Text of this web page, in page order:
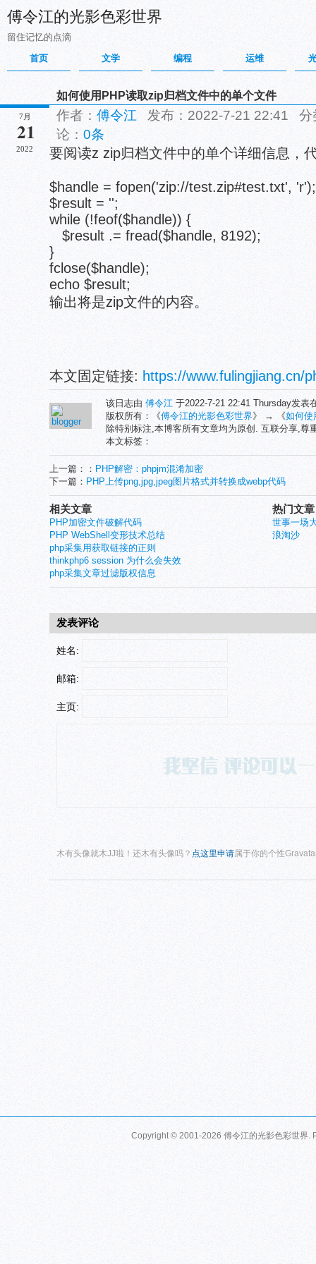
傅令江的光影色彩世界
留住记忆的点滴
首页
文学 编程 运维
7月
21
2022
如何使用PHP读取zip归档文件中的单个文件
作者： 傅令江 发布：2022-7-21 22:41 分
论： 0条
要阅读z zip归档文件中的单个详细信息，
$handle = fopen('zip://test.zip#test.txt', 'r');
$result = '';
while (!feof($handle)) {
$result .= fread($handle, 8192);
}
fclose($handle);
echo $result;
输出将是zip文件的内容。
本文固定链接: https://www.fulingjiang.cn/
该日志由 傅令江 于2022-7-21 22:41 Thursday发表
版权所有：《傅令江的光影色彩世界》 → 《如何使
除特别标注,本博客所有文章均为原创. 互联分享,尊
本文标签：
上一篇：： PHP解密：phpjm混淆加密
下一篇： PHP上传png,jpg,jpeg图片格式并转换成webp代码
热门文章
世事一场
浪淘沙
相关文章
PHP加密文件破解代码
PHP WebShell变形技术总结
php采集用获取链接的正则
thinkphp6 session 为什么会失效
php采集文章过滤版权信息
发表评论
姓名:
邮箱:
主页:
木有头像就木JJ啦！还木有头像吗？ 点这里申请 属于你的个性
Copyright © 2001-2026 傅令江的光影色彩世界.